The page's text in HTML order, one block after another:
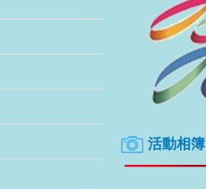
活動相簿